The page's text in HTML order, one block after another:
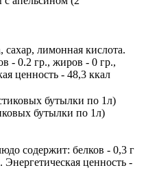
сахар, лимонная кислота.
- 0.2 гр., жиров - 0 гр.,
ценность - 48,3 ккал
бутылки по 1л)
содержит: белков - 0,3 г
Энергетическая ценность -